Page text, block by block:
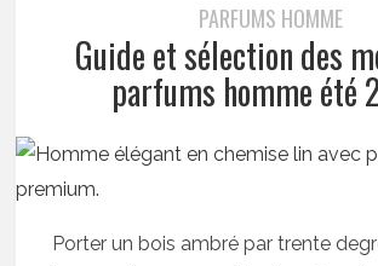
PARFUMS HOMME
Guide et sélection des
parfums homme été
Porter un bois ambré par trente